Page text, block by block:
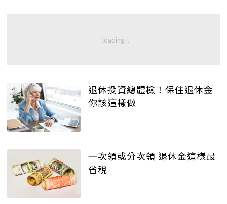
退休投資總體檢！保住退休金
你該這樣做
一次領或分次領 退休金這樣最
省稅